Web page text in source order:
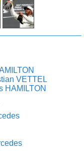
VETTEL
HAMILTON